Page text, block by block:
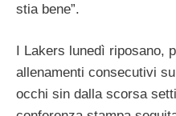
stia bene”.
I Lakers lunedì riposano,
allenamenti consecutivi
occhi sin dalla scorsa